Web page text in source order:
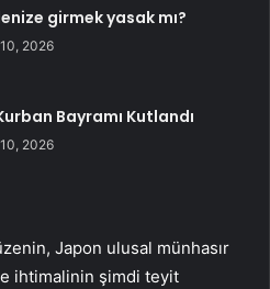
girmek yasak mı?
2026
Bayramı Kutlandı
2026
Japon ulusal münhasır
ihtimalinin şimdi teyit